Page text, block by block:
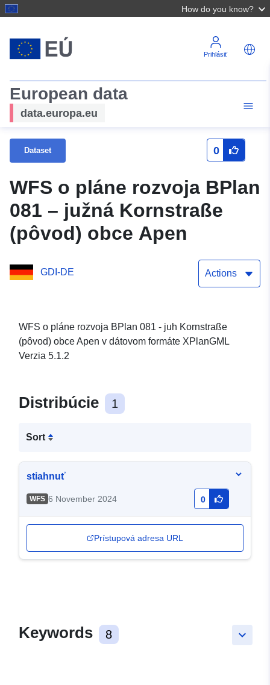
How do you know?
Prihlásiť
European data
data.europa.eu
Dataset 0
WFS o pláne rozvoja BPlan
081 – južná Kornstraße
(pôvod) obce Apen
GDI-DE Actions
WFS o pláne rozvoja BPlan 081 - juh Kornstraße
(pôvod) obce Apen v dátovom formáte XPlanGML
Verzia 5.1.2
Distribúcie 1
Sort
stiahnuť
WFS 6 November 2024 0
Prístupová adresa URL
keyboard_arrow_down
Keywords 8